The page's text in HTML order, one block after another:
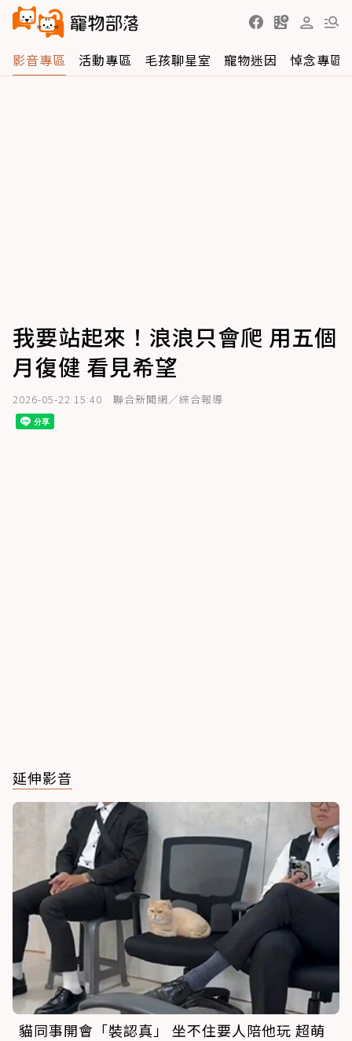
影音專區 活動專區 毛孩聊星室 寵物迷因 悼念專區
我要站起來！浪浪只會爬 用五個
月復健 看見希望
2026-05-22 15:40 聯合新聞網／綜合報導
延伸影音
貓同事開會「裝認真」 坐不住要人陪他玩 超萌